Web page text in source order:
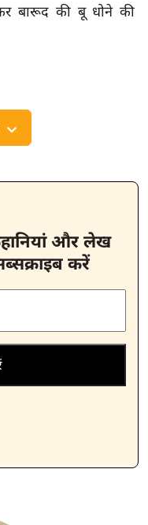
बारूद की बू धोने की
और लेख
करें